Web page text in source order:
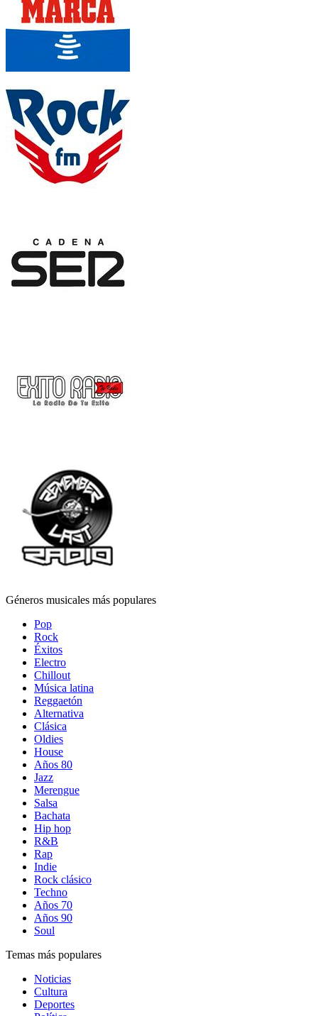
Géneros musicales más populares
Pop
Rock
Éxitos
Electro
Chillout
Música latina
Reggaetón
Alternativa
Clásica
Oldies
House
Años 80
Jazz
Merengue
Salsa
Bachata
Hip hop
R&B
Rap
Indie
Rock clásico
Techno
Años 70
Años 90
Soul
Temas más populares
Noticias
Cultura
Deportes